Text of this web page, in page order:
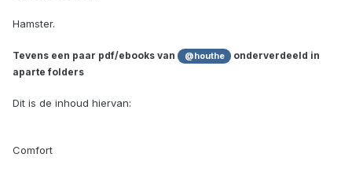
Hamster.
Tevens een paar pdf/ebooks van @houthe
onderverdeeld in
aparte folders
Dit is de inhoud hiervan:
Comfort